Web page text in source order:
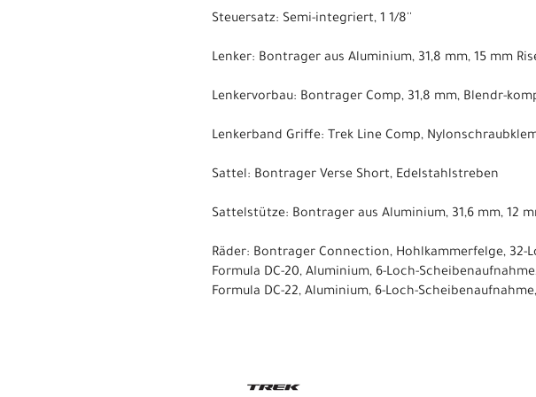
Steuersatz: Semi-integriert, 1 1/8''
Lenker: Bontrager aus Aluminium, 31,8 mm, 15 mm
Lenkervorbau: Bontrager Comp, 31,8 mm, Blendr-
Lenkerband Griffe: Trek Line Comp,
Sattel: Bontrager Verse Short, Edelstahlstreben
Sattelstütze: Bontrager aus Aluminium, 31,6 mm, 12
Räder: Bontrager Connection, Hohlkammerfelge, 32-
Formula DC-20, Aluminium, 6-Loch-
Formula DC-22, Aluminium, 6-Loch-